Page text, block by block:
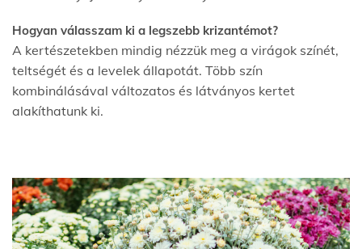
Hogyan válasszam ki a legszebb krizantémot?
A kertészetekben mindig nézzük meg a virágok színét,
teltségét és a levelek állapotát. Több szín
kombinálásával változatos és látványos kertet
alakíthatunk ki.